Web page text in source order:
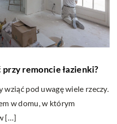
remoncie łazienki?
wziąć pod uwagę wiele rzeczy.
w domu, w którym
[…]